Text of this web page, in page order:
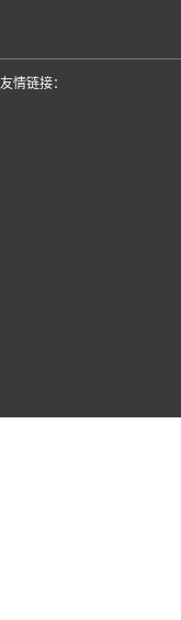
友情链接：